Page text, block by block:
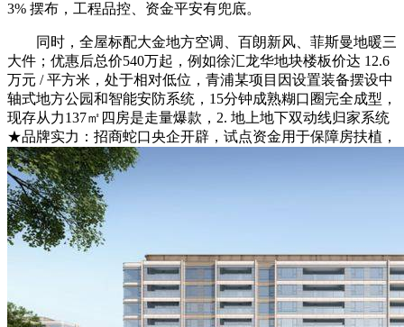
3% 摆布，工程品控、资金平安有兜底。
同时，全屋标配大金地方空调、百朗新风、菲斯曼地暖三
大件；优惠后总价540万起，例如徐汇龙华地块楼板价达 12.6
万元 / 平方米，处于相对低位，青浦某项目因设置装备摆设中
轴式地方公园和智能安防系统，15分钟成熟糊口圈完全成型，
现存从力137㎡四房是走量爆款，2. 地上地下双动线归家系统
★品牌实力：招商蛇口央企开辟，试点资金用于保障房扶植，